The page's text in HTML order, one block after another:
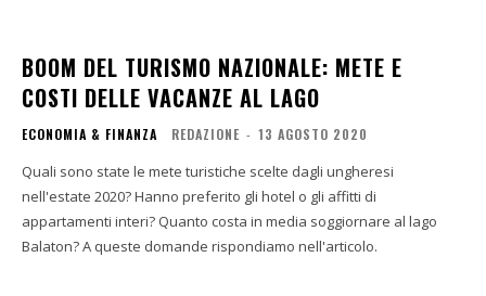
BOOM DEL TURISMO NAZIONALE: METE E
COSTI DELLE VACANZE AL LAGO
ECONOMIA & FINANZA REDAZIONE - 13 AGOSTO 2020
Quali sono state le mete turistiche scelte dagli ungheresi
nell'estate 2020? Hanno preferito gli hotel o gli affitti di
appartamenti interi? Quanto costa in media soggiornare al lago
Balaton? A queste domande rispondiamo nell'articolo.